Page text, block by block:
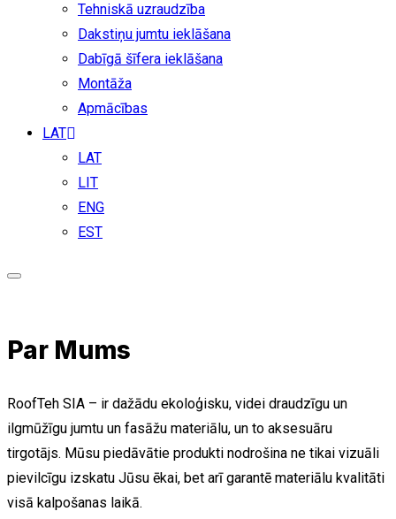
Tehniskā uzraudzība
Dakstiņu jumtu ieklāšana
Dabīgā šīfera ieklāšana
Montāža
Apmācības
LAT
LAT
LIT
ENG
EST
Par Mums
RoofTeh SIA – ir dažādu ekoloģisku, videi draudzīgu un
ilgmūžīgu jumtu un fasāžu materiālu, un to aksesuāru
tirgotājs. Mūsu piedāvātie produkti nodrošina ne tikai vizuāli
pievilcīgu izskatu Jūsu ēkai, bet arī garantē materiālu kvalitāti
visā kalpošanas laikā.